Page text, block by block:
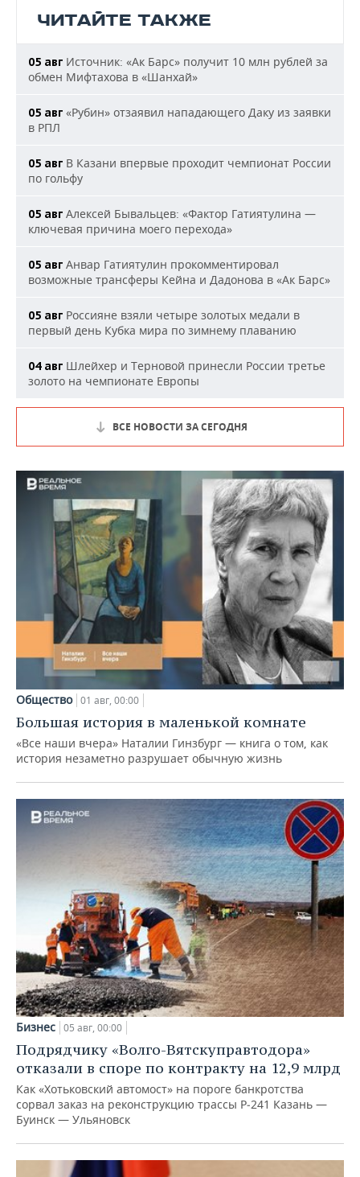
ЧИТАЙТЕ ТАКЖЕ
05 авг Источник: «Ак Барс» получит 10 млн рублей за
обмен Мифтахова в «Шанхай»
05 авг «Рубин» отзаявил нападающего Даку из заявки
в РПЛ
05 авг В Казани впервые проходит чемпионат России
по гольфу
05 авг Алексей Бывальцев: «Фактор Гатиятулина —
ключевая причина моего перехода»
05 авг Анвар Гатиятулин прокомментировал
возможные трансферы Кейна и Дадонова в «Ак Барс»
05 авг Россияне взяли четыре золотых медали в
первый день Кубка мира по зимнему плаванию
04 авг Шлейхер и Терновой принесли России третье
золото на чемпионате Европы
ВСЕ НОВОСТИ ЗА СЕГОДНЯ
Общество 01 авг, 00:00
Большая история в маленькой комнате
«Все наши вчера» Наталии Гинзбург — книга о том, как
история незаметно разрушает обычную жизнь
Бизнес 05 авг, 00:00
Подрядчику «Волго-Вятскуправтодора»
отказали в споре по контракту на 12,9 млрд
Как «Хотьковский автомост» на пороге банкротства
сорвал заказ на реконструкцию трассы Р‑241 Казань —
Буинск — Ульяновск